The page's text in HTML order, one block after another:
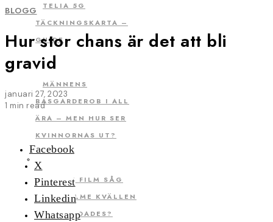
TELIA 5G
TÄCKNINGSKARTA –
GUIDE
MÄNNENS
BASGARDEROB I ALL
ÄRA – MEN HUR SER
KVINNORNAS UT?
VILKEN FILM SÅG
OLOF PALME KVÄLLEN
HAN MÖRDADES?
BLOGG
Hur stor chans är det att bli
gravid
januari 27, 2023
1 min read
Facebook
X
Pinterest
Linkedin
Whatsapp